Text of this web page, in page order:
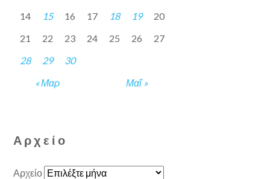
« Μαρ Μαΐ »
14
15 16 17 18 19
20
21
22 23 24 25 26
27
28
29 30
Αρχείο
Αρχείο